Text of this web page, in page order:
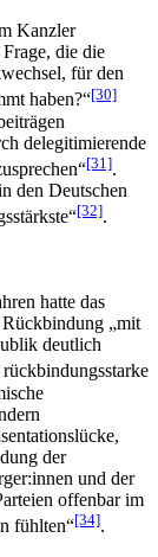
Kanzler
die die
für den
haben?“[30]
delegitimierende
[31].
den Deutschen
[32].
hatte das
„mit
deutlich
der
und der
offenbar im
fühlten“[34].